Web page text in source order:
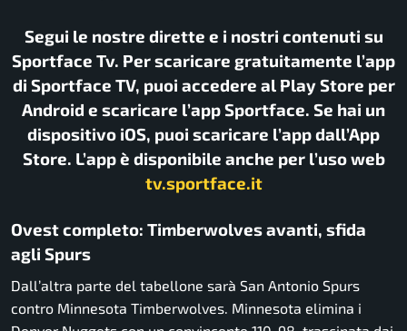
Segui le nostre dirette e i nostri contenuti su
Sportface Tv. Per scaricare gratuitamente l’app
di Sportface TV, puoi accedere al Play Store per
Android e scaricare l’app Sportface. Se hai un
dispositivo iOS, puoi scaricare l’app dall’App
Store. L’app è disponibile anche per l’uso web
tv.sportface.it
Ovest completo: Timberwolves avanti, sfida
agli Spurs
Dall’altra parte del tabellone sarà San Antonio Spurs
contro Minnesota Timberwolves. Minnesota elimina i